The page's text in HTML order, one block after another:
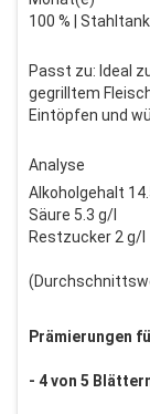
100 % |
Passt zu: Ideal
gegrilltem
Eintöpfen und
Analyse
Alkoholgehalt
Säure 5.3 g/l
Restzucker 2 g/l
Prämierungen
- 4 von 5